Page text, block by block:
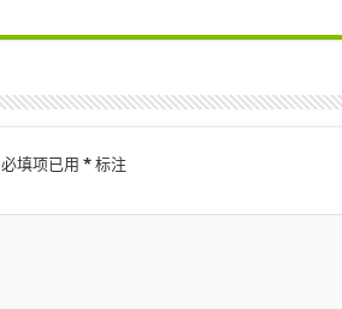
必填项已用 *标注